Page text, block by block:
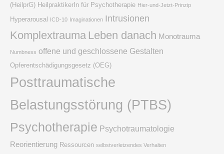
(HeilprG) HeilpraktikerIn für Psychotherapie Hier-und-Jetzt-Prinzip
Hyperarousal ICD-10 Imaginationen Intrusionen
Komplextrauma Leben danach Monotrauma
Numbness offene und geschlossene Gestalten
Opferentschädigungsgesetz (OEG)
Posttraumatische
Belastungsstörung (PTBS)
Psychotherapie Psychotraumatologie
Reorientierung Ressourcen selbstverletzendes Verhalten